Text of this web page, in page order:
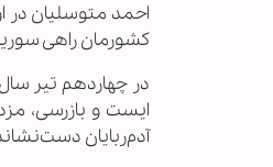
کشورمان راهی
ایست و بازرسی،
آدم‌ربایان